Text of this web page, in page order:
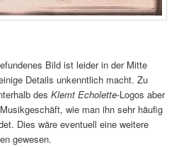
Bild ist leider in der Mitte
Details unkenntlich macht. Zu
desKlemt Echolette-Logos aber
wie man ihn sehr häufig
Dies wäre eventuell eine weitere
gewesen.